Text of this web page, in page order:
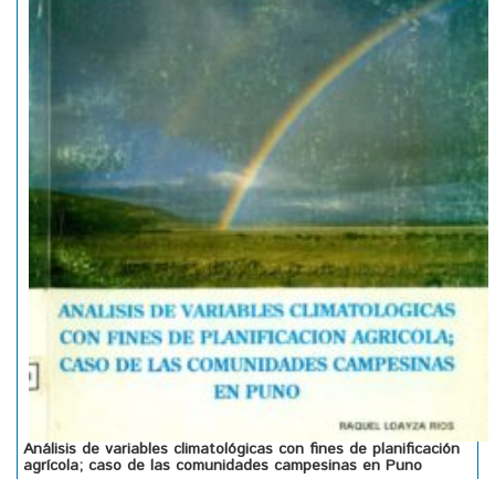
Análisis de variables climatológicas con fines de planificación
agrícola; caso de las comunidades campesinas en Puno